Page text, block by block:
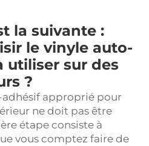
la suivante :
le vinyle auto-
utiliser sur des
?
adhésif approprié pour
ne doit pas être
étape consiste à
vous comptez faire de